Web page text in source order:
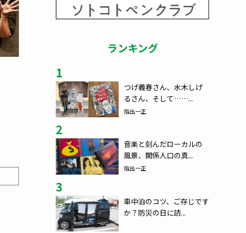
ランキング
1
つげ義春さん、水木しげ
るさん、そして……...
指出一正
2
音楽と刻んだローカルの
風景、関係人口の真...
指出一正
3
車中泊のコツ、ご存じです
か？防災の日に読...